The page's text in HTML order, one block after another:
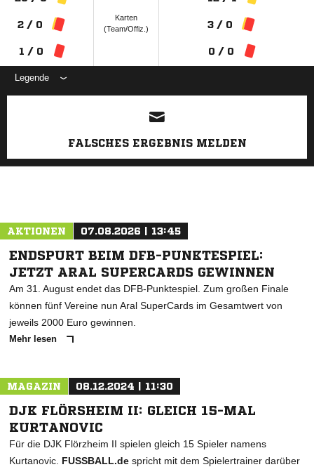
2 / 0
1 / 0
Karten
(Team/Offiz.)
3 / 0
0 / 0
Legende
ANZEIGE
FALSCHES ERGEBNIS MELDEN
AKTIONEN 07.08.2026 | 13:45
ENDSPURT BEIM DFB-PUNKTESPIEL:
JETZT ARAL SUPERCARDS GEWINNEN
Am 31. August endet das DFB-Punktespiel. Zum großen Finale
können fünf Vereine nun Aral SuperCards im Gesamtwert von
jeweils 2000 Euro gewinnen.
Mehr lesen
MAGAZIN 08.12.2024 | 11:30
DJK FLÖRSHEIM II: GLEICH 15-MAL
KURTANOVIC
Für die DJK Flörzheim II spielen gleich 15 Spieler namens
Kurtanovic. FUSSBALL.de spricht mit dem Spielertrainer darüber